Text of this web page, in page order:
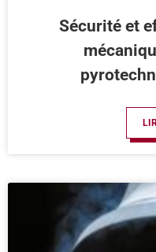
Sécurité et